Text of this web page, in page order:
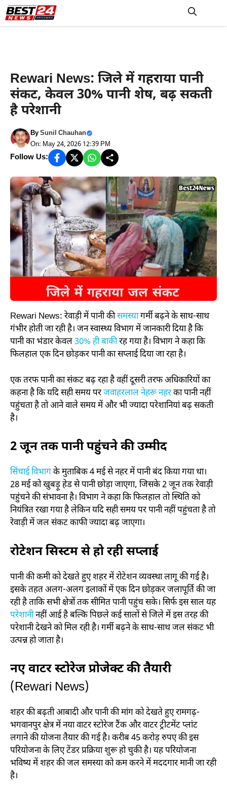
Skip
to
Rewari News: जिले में गहराया पानी
संकट, केवल 30% पानी शेष, बढ़ सकती
है परेशानी
BySunil Chauhan
On: May 24, 2026 12:39 PM
Follow Us:
Rewari News: रेवाड़ी में पानी कीसमस्यागर्मी बढ़ने के साथ-साथ
गंभीर होती जा रही है। जन स्वास्थ्य विभाग में जानकारी दिया है कि
पानी का भंडार केवल30% ही बाकीरह गया है। विभाग ने कहा कि
फिलहाल एक दिन छोड़कर पानी का सप्लाई दिया जा रहा है।
एक तरफ पानी का संकट बढ़ रहा है वहीं दूसरी तरफ अधिकारियों का
कहना है कि यदि सही समय परजवाहरलाल नेहरू नहरका पानी नहीं
पहुंचता है तो आने वाले समय में और भी ज्यादा परेशानियां बढ़ सकती
है।
2 जून तक पानी पहुंचने की उम्मीद
सिंचाई विभागके मुताबिक 4 मई से नहर में पानी बंद किया गया था।
28 मई को खुबड़ू हेड से पानी छोड़ा जाएगा, जिसके 2 जून तक रेवाड़ी
पहुंचने की संभावना है। विभाग ने कहा कि फिलहाल तो स्थिति को
नियंत्रित रखा गया है लेकिन यदि सही समय पर पानी नहीं पहुंचता है तो
रेवाड़ी में जल संकट काफी ज्यादा बढ़ जाएगा।
रोटेशन सिस्टम से हो रही सप्लाई
पानी की कमी को देखते हुए शहर में रोटेशन व्यवस्था लागू की गई है।
इसके तहत अलग-अलग इलाकों में एक दिन छोड़कर जलापूर्ति की जा
रही है ताकि सभी क्षेत्रों तक सीमित पानी पहुंच सके। सिर्फ इस साल यह
परेशानीनहीं आई है बल्कि पिछले कई सालों से जिले में इस तरह की
परेशानी देखने को मिल रही है। गर्मी बढ़ने के साथ-साथ जल संकट भी
उत्पन्न हो जाता है।
नए वाटर स्टोरेज प्रोजेक्ट की तैयारी
(Rewari News)
शहर की बढ़ती आबादी और पानी की मांग को देखते हुए रामगढ़-
भगवानपुर क्षेत्र में नया वाटर स्टोरेज टैंक और वाटर ट्रीटमेंट प्लांट
लगाने की योजना तैयार की गई है। करीब 45 करोड़ रुपए की इस
परियोजना के लिए टेंडर प्रक्रिया शुरू हो चुकी है। यह परियोजना
भविष्य में शहर की जल समस्या को कम करने में मददगार मानी जा रही
है।